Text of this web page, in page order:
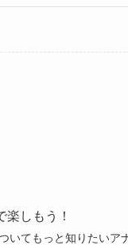
しもう！
いてもっと知りたいア